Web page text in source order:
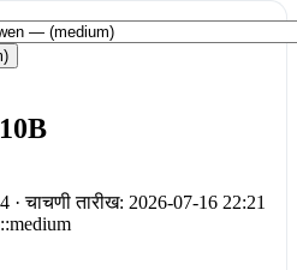
· चाचणी तारीख: 2026-07-16 22:21